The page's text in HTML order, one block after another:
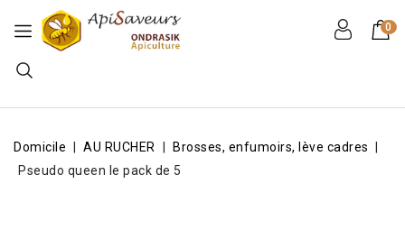
0
Domicile AU RUCHER
Brosses, enfumoirs, lève cadres
Pseudo queen le pack de 5